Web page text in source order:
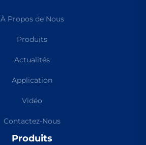
À Propos de Nous
Produits
Actualités
Application
Vidéo
Contactez-Nous
Produits